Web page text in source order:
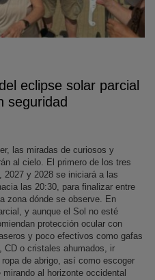
eclipse solar parcial
seguridad
las miradas de curiosos y
al cielo. El primero de los tres
2027 y 2028 se iniciará a las
las 20:30, para finalizar entre
zona dónde se observe. En
y aunque el Sol no esté
protección ocular con
y poco efectivos como gafas
CD o cristales ahumados, ir
de abrigo, así como escoger
al horizonte occidental